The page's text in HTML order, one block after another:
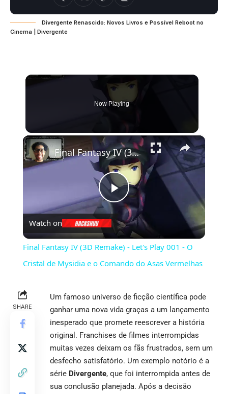
Divergente Renascido: Novos Livros e Possível Reboot no
Cinema | Divergente
Now Playing
×
Play
Video
Final Fantasy IV (3D Remake) - Let's Play 001 - O Cristal de Mysidia e o Comando do Asas Vermelhas
Watch on
Final Fantasy IV (3D Remake) - Let's Play 001 - O
Cristal de Mysidia e o Comando do Asas Vermelhas
SHARE
Um famoso universo de ficção científica pode
ganhar uma nova vida graças a um lançamento
inesperado que promete reescrever a história
original. Franchises de filmes interrompidas
muitas vezes deixam os fãs frustrados, sem um
desfecho satisfatório. Um exemplo notório é a
série Divergente, que foi interrompida antes de
sua conclusão planejada. Após a decisão